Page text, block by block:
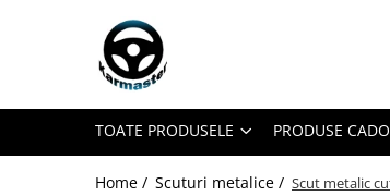
Toate Produsele
Accesorii remorci
TOATE PRODUSELE PRODUSE
Home / Scuturi metalice / Scut metalic